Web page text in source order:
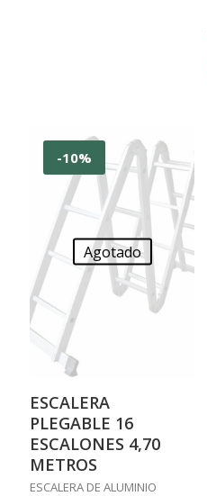
-10%
Agotado
ESCALERA
PLEGABLE 16
ESCALONES 4,70
METROS
ESCALERA DE ALUMINIO